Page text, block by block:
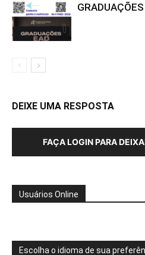
DEIXE UMA RESPOSTA
FAÇA LOGIN PARA
Usuários Online
Escolha o idioma de sua